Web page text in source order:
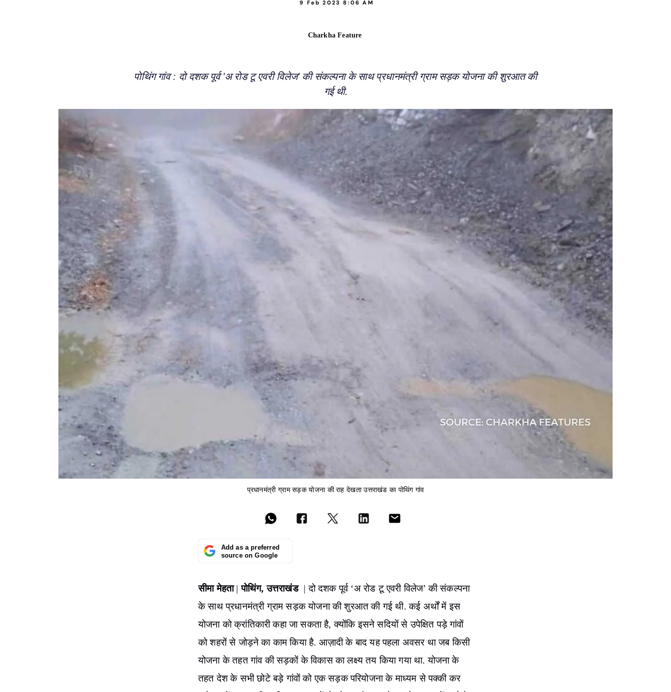
9 Feb 2023 8:06 AM
Charkha Feature
पोथिंग गांव : दो दशक पूर्व 'अ रोड टू एवरी विलेज' की संकल्पना के साथ प्रधानमंत्री ग्राम सड़क योजना की शुरआत की
गई थी.
प्रधानमंत्री ग्राम सड़क योजना की राह देखता उत्तराखंड का पोथिंग गांव
Add as a preferred
source on Google
सीमा मेहता|पोथिंग, उत्तराखंड | दो दशक पूर्व ‘अ रोड टू एवरी विलेज’ की संकल्पना
के साथ प्रधानमंत्री ग्राम सड़क योजना की शुरआत की गई थी. कई अर्थों में इस
योजना को क्रांतिकारी कहा जा सकता है, क्योंकि इसने सदियों से उपेक्षित पड़े गांवों
को शहरों से जोड़ने का काम किया है. आज़ादी के बाद यह पहला अवसर था जब किसी
योजना के तहत गांव की सड़कों के विकास का लक्ष्य तय किया गया था. योजना के
तहत देश के सभी छोटे बड़े गांवों को एक सड़क परियोजना के माध्यम से पक्की कर